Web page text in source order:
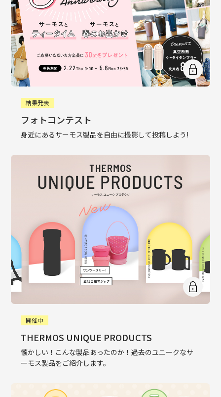
結果発表
フォトコンテスト
身近にあるサーモス製品を自由に撮影して投稿しよう!
開催中
THERMOS UNIQUE PRODUCTS
懐かしい！こんな製品あったのか！過去のユニークなサ
ーモス製品をご紹介します。